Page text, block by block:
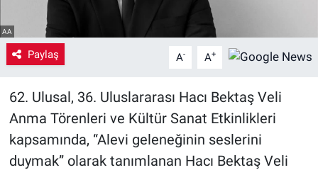
AA
Paylaş A- A+
62. Ulusal, 36. Uluslararası Hacı Bektaş Veli
Anma Törenleri ve Kültür Sanat Etkinlikleri
kapsamında, “Alevi geleneğinin seslerini
duymak” olarak tanımlanan Hacı Bektaş Veli